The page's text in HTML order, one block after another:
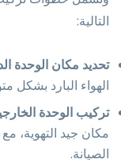
التالية:
تحديد مكان الوحدة
الهواء البارد بشكل
تركيب الوحدة
مكان جيد التهوية،
الصيانة.